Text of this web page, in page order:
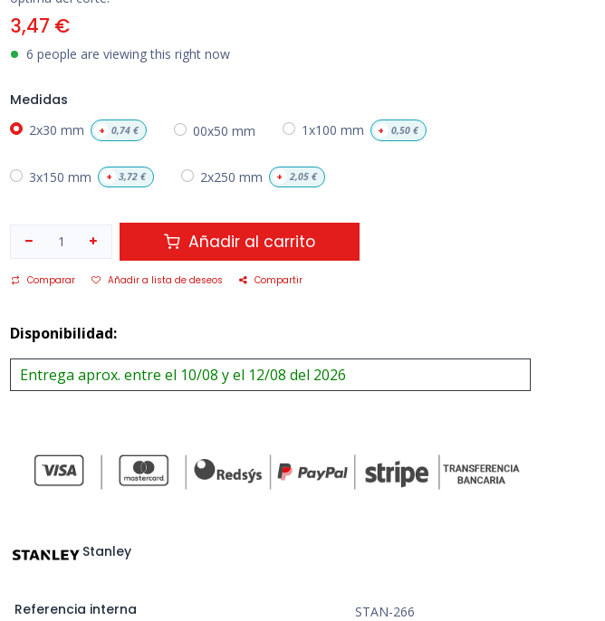
3,47 €
6 people are viewing this right now
Medidas
2x30 mm + 0,74 € 00x50 mm 1x100 mm + 0,50€
3x150 mm + 3,72 € 2x250 mm + 2,05€
Añadir al carrito
Comparar Añadir a lista de deseos Compartir
Disponibilidad:
Entrega aprox. entre el 10/08 y el 12/08 del 2026
Stanley
Referencia interna
STAN-266